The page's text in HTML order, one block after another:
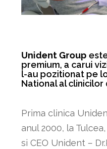
Unident Group
premium, a carui
l-au pozitionat pe
National al clinicilor
Prima clinica
anul 2000, la
si CEO Unident –